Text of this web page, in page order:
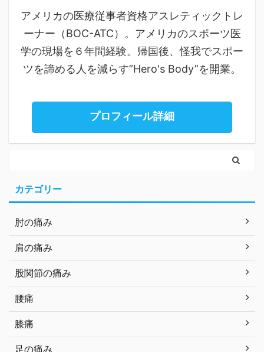
アメリカの医療従事者資格アスレティックトレ
ーナー（BOC-ATC）。アメリカのスポーツ医
学の現場を６年間経験。帰国後、怪我でスポー
ツを諦める人を減らす”Hero's Body”を開業。
プロフィール詳細
カテゴリー
肘の痛み
肩の痛み
股関節の痛み
腰痛
膝痛
足の痛み